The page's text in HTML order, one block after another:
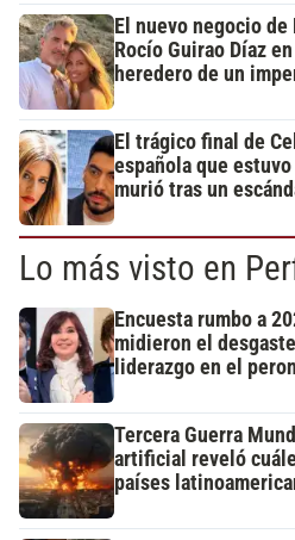
El nuevo negocio
Rocío Guirao Díaz
heredero de un
El trágico final de
española que
murió tras un
Lo más visto en
Encuesta rumbo a
midieron el
liderazgo en el
Tercera Guerra
artificial reveló
países